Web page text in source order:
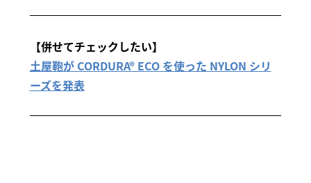
【併せてチェックしたい】
土屋鞄が CORDURA® ECO を使った NYLON シリ
ーズを発表